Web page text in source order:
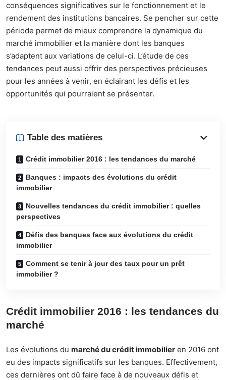
conséquences significatives sur le fonctionnement et le
rendement des institutions bancaires. Se pencher sur cette
période permet de mieux comprendre la dynamique du
marché immobilier et la manière dont les banques
s’adaptent aux variations de celui-ci. L’étude de ces
tendances peut aussi offrir des perspectives précieuses
pour les années à venir, en éclairant les défis et les
opportunités qui pourraient se présenter.
Table des matières
Crédit immobilier 2016 : les tendances du marché
Banques : impacts des évolutions du crédit
immobilier
Nouvelles tendances du crédit immobilier : quelles
perspectives
Défis des banques face aux évolutions du crédit
immobilier
Comment se tenir à jour des taux pour un prêt
immobilier ?
Crédit immobilier 2016 : les tendances du
marché
Les évolutions du marché du crédit immobilier en 2016 ont
eu des impacts significatifs sur les banques. Effectivement,
ces dernières ont dû faire face à de nouveaux défis et